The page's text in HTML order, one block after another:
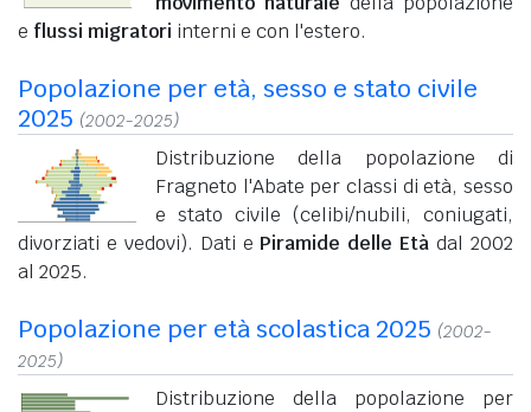
e flussi migratori interni e con l'estero.
Popolazione per età, sesso e stato civile
2025 (2002-2025)
Distribuzione della popolazione di
Fragneto l'Abate per classi di età, sesso
e stato civile (celibi/nubili, coniugati,
divorziati e vedovi). Dati e Piramide delle Età dal 2002
al 2025.
Popolazione per età scolastica 2025 (2002-
2025)
Distribuzione della popolazione per